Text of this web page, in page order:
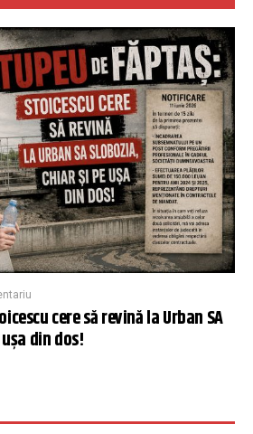
cere să revină la Urban SA
din dos!